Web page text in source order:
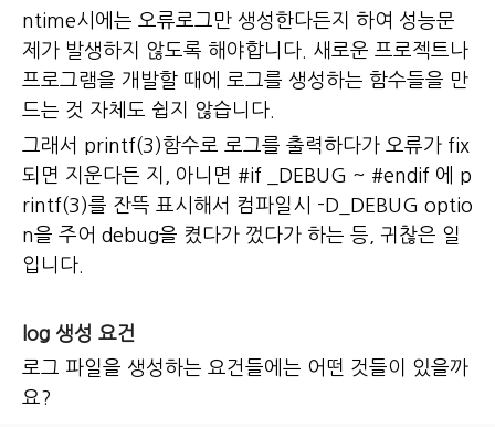
ntime시에는 오류로그만 생성한다든지 하여 성능문
제가 발생하지 않도록 해야합니다. 새로운 프로젝트나
프로그램을 개발할 때에 로그를 생성하는 함수들을 만
드는 것 자체도 쉽지 않습니다.
그래서 printf(3)함수로 로그를 출력하다가 오류가 fix
되면 지운다든 지, 아니면 #if _DEBUG ~ #endif 에 p
rintf(3)를 잔뜩 표시해서 컴파일시 -D_DEBUG optio
n을 주어 debug을 켰다가 껐다가 하는 등, 귀찮은 일
입니다.
log 생성 요건
로그 파일을 생성하는 요건들에는 어떤 것들이 있을까
요?